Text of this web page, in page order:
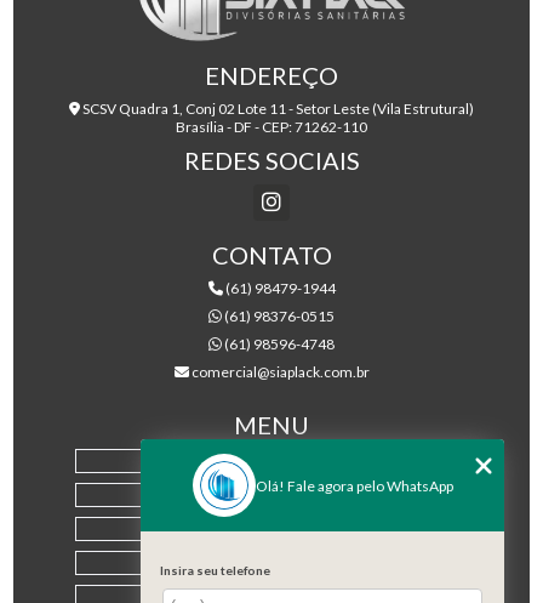
ENDEREÇO
SCSV Quadra 1, Conj 02 Lote 11 - Setor Leste (Vila Estrutural)
Brasília - DF - CEP: 71262-110
REDES SOCIAIS
CONTATO
(61) 98479-1944
(61) 98376-0515
(61) 98596-4748
comercial@siaplack.com.br
MENU
EMPRESA
PRODUTOS
CONTATO
Olá! Fale agora pelo WhatsApp
Insira seu telefone